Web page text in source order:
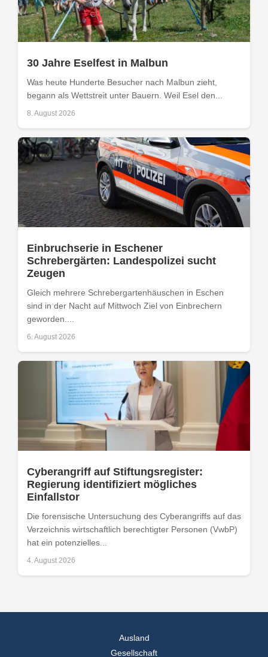
30 Jahre Eselfest in Malbun
Was heute Hunderte Besucher nach Malbun zieht,
begann als Wettstreit unter Bauern. Weil Esel den...
8. August 2026
Einbruchserie in Eschener
Schrebergärten: Landespolizei sucht
Zeugen
Gleich mehrere Schrebergartenhäuschen in Eschen
sind in der Nacht auf Mittwoch Ziel von Einbrechern
geworden....
6. August 2026
Cyberangriff auf Stiftungsregister:
Regierung identifiziert mögliches
Einfallstor
Die forensische Untersuchung des Cyberangriffs auf das
Verzeichnis wirtschaftlich berechtigter Personen (VwbP)
hat ein potenzielles...
4. August 2026
Ausland
Gesellschaft